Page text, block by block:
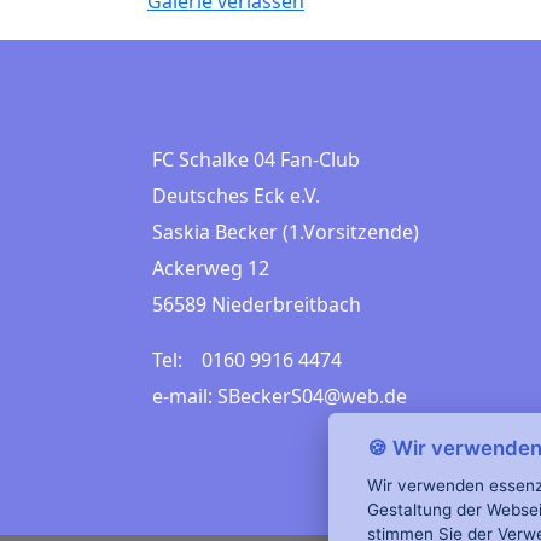
FC Schalke 04 Fan-Club
Deutsches Eck e.V.
Saskia Becker (1.Vorsitzende)
Ackerweg 12
56589 Niederbreitbach
Tel: 0160 9916 4474
e-mail: SBeckerS04@web.de
🍪 Wir
Wir verwenden
Gestaltung der
stimmen Sie der